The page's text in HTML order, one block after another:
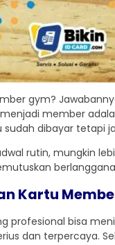
gym?
member
dibayar tetapi
rutin, mungkin
Kartu
bisa
dan terpercaya.